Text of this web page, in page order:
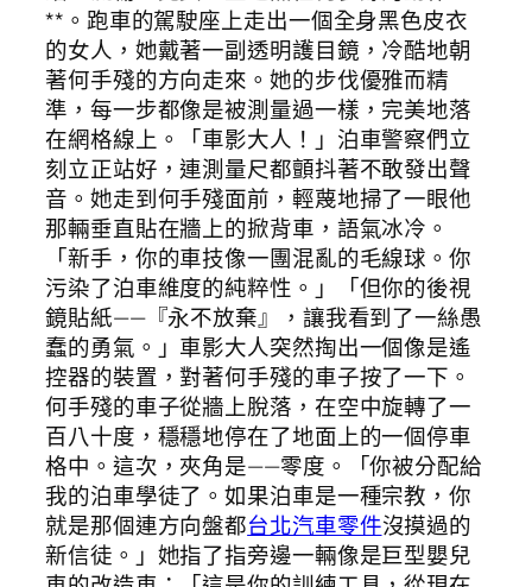
**。跑車的駕駛座上走出一個全身黑色皮衣
的女人，她戴著一副透明護目鏡，冷酷地朝
著何手殘的方向走來。她的步伐優雅而精
準，每一步都像是被測量過一樣，完美地落
在網格線上。「車影大人！」泊車警察們立
刻立正站好，連測量尺都顫抖著不敢發出聲
音。她走到何手殘面前，輕蔑地掃了一眼他
那輛垂直貼在牆上的掀背車，語氣冰冷。
「新手，你的車技像一團混亂的毛線球。你
污染了泊車維度的純粹性。」「但你的後視
鏡貼紙——『永不放棄』，讓我看到了一絲愚
蠢的勇氣。」車影大人突然掏出一個像是遙
控器的裝置，對著何手殘的車子按了一下。
何手殘的車子從牆上脫落，在空中旋轉了一
百八十度，穩穩地停在了地面上的一個停車
格中。這次，夾角是——零度。「你被分配給
我的泊車學徒了。如果泊車是一種宗教，你
就是那個連方向盤都台北汽車零件沒摸過的
新信徒。」她指了指旁邊一輛像是巨型嬰兒